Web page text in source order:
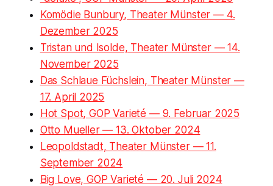
Komödie Bunbury, Theater Münster — 4.
Dezember 2025
Tristan und Isolde, Theater Münster — 14.
November 2025
Das Schlaue Füchslein, Theater Münster —
17. April 2025
Hot Spot, GOP Varieté — 9. Februar 2025
Otto Mueller — 13. Oktober 2024
Leopoldstadt, Theater Münster — 11.
September 2024
Big Love, GOP Varieté — 20. Juli 2024